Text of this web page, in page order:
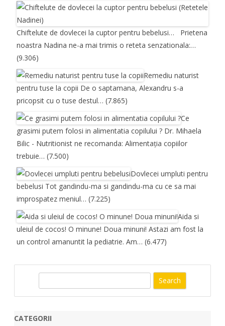
Chiftelute de dovlecei la cuptor pentru bebelusi… Prietena
noastra Nadina ne-a mai trimis o reteta senzationala:…
(9.306)
Remediu naturist
pentru tuse la copii De o saptamana, Alexandru s-a
pricopsit cu o tuse destul… (7.865)
Ce
grasimi putem folosi in alimentatia copilului ? Dr. Mihaela
Bilic - Nutritionist ne recomanda: Alimentația copiilor
trebuie… (7.500)
Dovlecei umpluti pentru
bebelusi Tot gandindu-ma si gandindu-ma cu ce sa mai
improspatez meniul… (7.225)
Aida si
uleiul de cocos! O minune! Doua minuni! Astazi am fost la
un control amanuntit la pediatrie. Am… (6.477)
r
CATEGORII